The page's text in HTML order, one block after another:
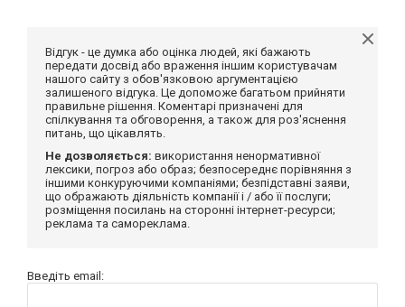
Відгук - це думка або оцінка людей, які бажають
передати досвід або враження іншим користувачам
нашого сайту з обов'язковою аргументацією
залишеного відгука. Це допоможе багатьом прийняти
правильне рішення. Коментарі призначені для
спілкування та обговорення, а також для роз'яснення
питань, що цікавлять.
Не дозволяється: використання ненормативної
лексики, погроз або образ; безпосереднє порівняння з
іншими конкуруючими компаніями; безпідставні заяви,
що ображають діяльність компанії і / або її послуги;
розміщення посилань на сторонні інтернет-ресурси;
реклама та самореклама.
Введіть email: